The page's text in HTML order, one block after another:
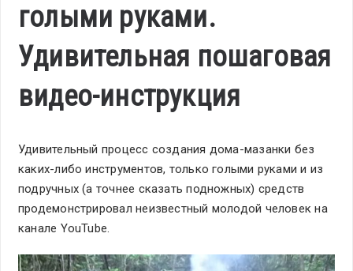
голыми руками.
Удивительная пошаговая
видео-инструкция
Удивительный процесс создания дома-мазанки без
каких-либо инструментов, только голыми руками и из
подручных (а точнее сказать подножных) средств
продемонстрировал неизвестный молодой человек на
канале YouTube.